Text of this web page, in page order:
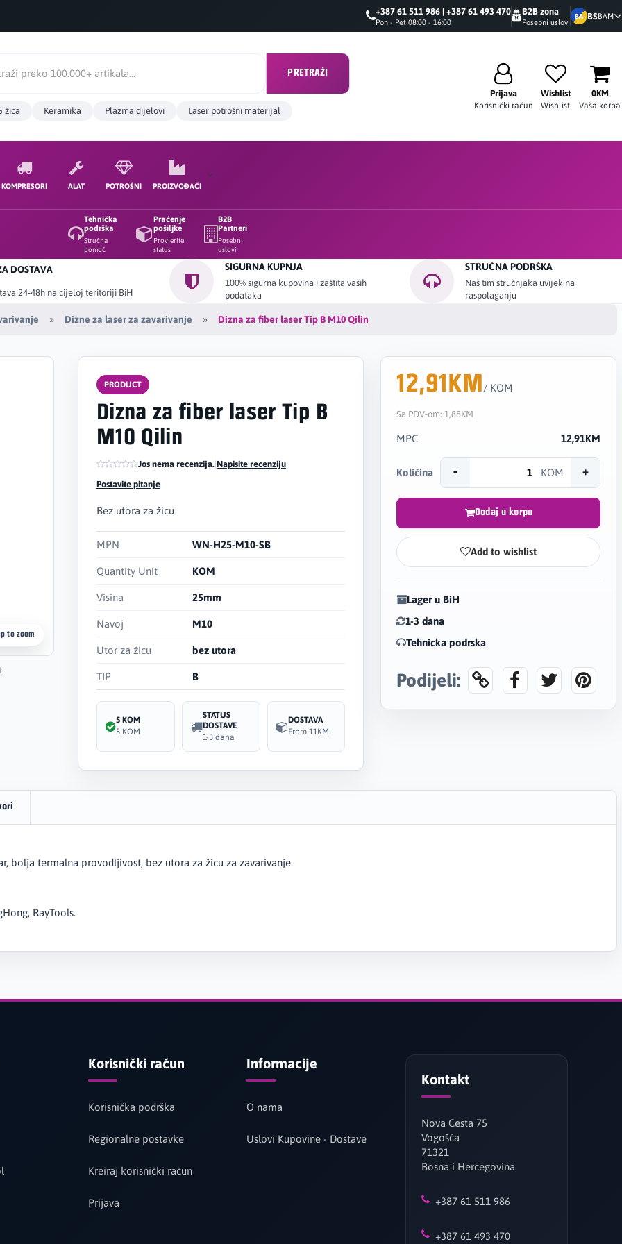
+387 61 511 986 | +387 61 493 470
Pon - Pet 08:00 - 16:00
B2B zona
Posebni uslovi
BA BSBAM
PRETRAŽI
žica Keramika Plazma dijelovi Laser potrošni materijal
Prijava
Korisnički račun
Wishlist
Wishlist
0KM
Vaša korpa
KOMPRESORI ALAT POTROŠNI PROIZVOĐAČI
Tehnička
podrška
Stručna
pomoć
Praćenje
pošiljke
Provjerite
status
B2B
Partneri
Posebni
uslovi
DOSTAVA
24-48h na cijeloj teritoriji BiH
SIGURNA KUPNJA
100% sigurna kupovina i zaštita vaših
podataka
STRUČNA PODRŠKA
Naš tim stručnjaka uvijek na
raspolaganju
Dizne za laser za zavarivanje Dizna za fiber laser Tip B M10 Qilin
to zoom
PRODUCT
Dizna za fiber laser Tip B
M10 Qilin
Jos nema recenzija.|Napisite recenziju
Postavite pitanje
Bez utora za žicu
MPN WN-H25-M10-SB
Quantity Unit KOM
Visina 25mm
Navoj M10
Utor za žicu bez utora
TIP B
5 KOM
5 KOM
STATUS
DOSTAVE
1-3 dana
DOSTAVA
From 11KM
12,91KM/ KOM
Sa PDV-om: 1,88KM
MPC 12,91KM
Količina - KOM +
Dodaj u korpu
Add to wishlist
Lager u BiH
1-3 dana
Tehnicka podrska
Podijeli:
bolja termalna provodljivost, bez utora za žicu za zavarivanje.
RayTools.
Korisnički račun
Korisnička podrška
Regionalne postavke
Kreiraj korisnički račun
Prijava
Informacije
O nama
Uslovi Kupovine - Dostave
Kontakt
Nova Cesta 75
Vogošća
71321
Bosna i Hercegovina
+387 61 511 986
+387 61 493 470